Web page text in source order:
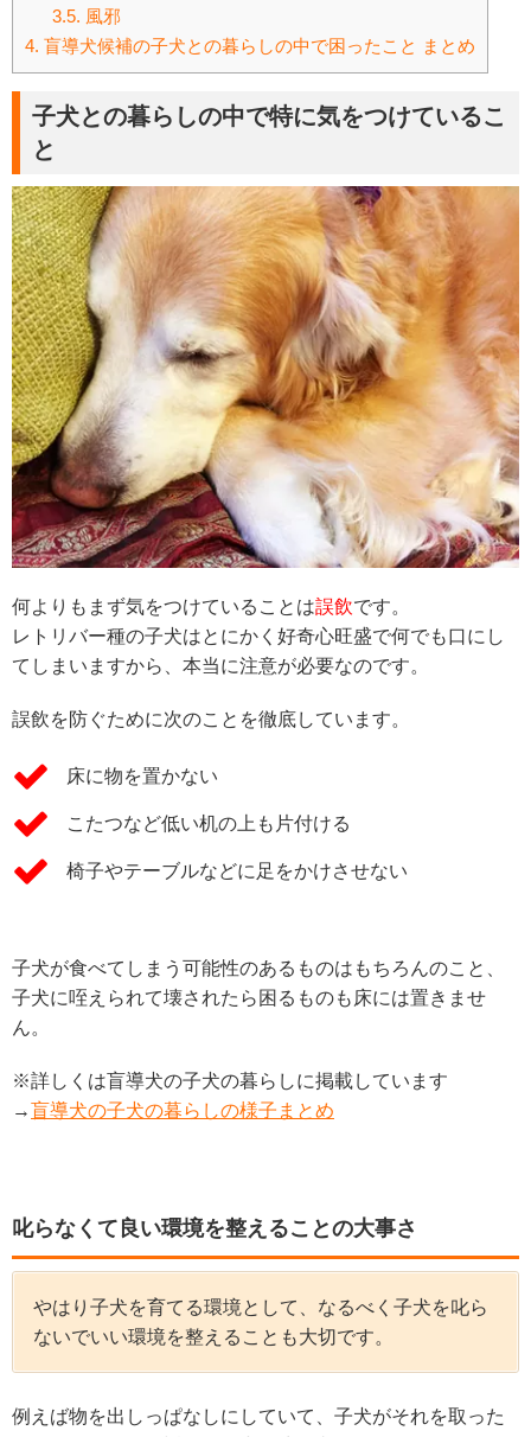
3.5. 風邪
4. 盲導犬候補の子犬との暮らしの中で困ったこと まとめ
子犬との暮らしの中で特に気をつけているこ
と
何よりもまず気をつけていることは誤飲です。
レトリバー種の子犬はとにかく好奇心旺盛で何でも口にし
てしまいますから、本当に注意が必要なのです。
誤飲を防ぐために次のことを徹底しています。
床に物を置かない
こたつなど低い机の上も片付ける
椅子やテーブルなどに足をかけさせない
子犬が食べてしまう可能性のあるものはもちろんのこと、
子犬に咥えられて壊されたら困るものも床には置きませ
ん。
※詳しくは盲導犬の子犬の暮らしに掲載しています
→盲導犬の子犬の暮らしの様子まとめ
叱らなくて良い環境を整えることの大事さ
やはり子犬を育てる環境として、なるべく子犬を叱ら
ないでいい環境を整えることも大切です。
例えば物を出しっぱなしにしていて、子犬がそれを取った